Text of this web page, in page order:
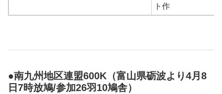
ト作
●南九州地区連盟600K（富山県砺波より4月8
日7時放鳩/参加26羽10鳩舎）